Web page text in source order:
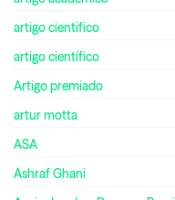
artigo cientifico
artigo científico
Artigo premiado
artur motta
ASA
Ashraf Ghani